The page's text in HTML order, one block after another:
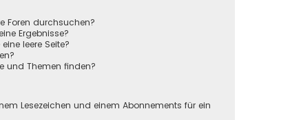
Foren durchsuchen?
Ergebnisse?
leere Seite?
und Themen finden?
Lesezeichen und einem Abonnements für ein